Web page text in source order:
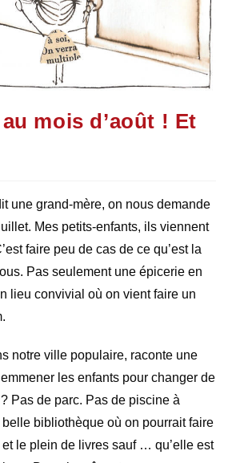
mois d’août ! Et
une grand-mère, on nous demande
Mes petits-enfants, ils viennent
faire peu de cas de ce qu’est la
Pas seulement une épicerie en
lieu convivial où on vient faire un
notre ville populaire, raconte une
les enfants pour changer de
Pas de parc. Pas de piscine à
bibliothèque où on pourrait faire
le plein de livres sauf … qu’elle est